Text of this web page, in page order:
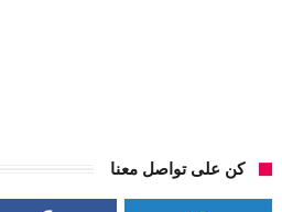
كن على تواصل معنا